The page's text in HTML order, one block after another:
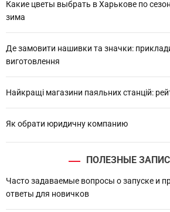
Какие цветы выбрать в Харькове по
зима
Де замовити нашивки та значки:
виготовлення
Найкращі магазини паяльних станцій:
Як обрати юридичну компанию
ПОЛЕЗНЫЕ
Часто задаваемые вопросы о запуске и
ответы для новичков